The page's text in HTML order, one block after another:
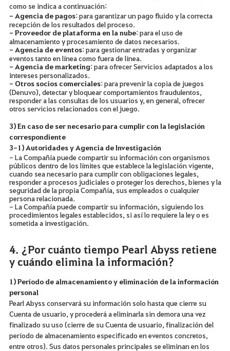
como se indica a continuación:
- Agencia de pagos: para garantizar un pago fluido y la correcta
recepción de los resultados del proceso.
- Proveedor de plataforma en la nube: para el uso de
almacenamiento y procesamiento de datos necesarios.
- Agencia de eventos: para gestionar entradas y organizar
eventos tanto en línea como fuera de línea.
- Agencia de marketing: para ofrecer Servicios adaptados a los
intereses personalizados.
- Otros socios comerciales: para prevenir la copia de juegos
(Denuvo), detectar y bloquear comportamientos fraudulentos,
responder a las consultas de los usuarios y, en general, ofrecer
otros servicios relacionados con el juego.
3) En caso de ser necesario para cumplir con la legislación
correspondiente
3-1) Autoridades y Agencia de Investigación
- La Compañía puede compartir su información con organismos
públicos dentro de los límites que establece la legislación vigente,
cuando sea necesario para cumplir con obligaciones legales,
responder a procesos judiciales o proteger los derechos, bienes y la
seguridad de la propia Compañía, sus empleados o cualquier
persona relacionada.
- La Compañía puede compartir su información, siguiendo los
procedimientos legales establecidos, si así lo requiere la ley o es
sometida a investigación.
4. ¿Por cuánto tiempo Pearl Abyss retiene
y cuándo elimina la información?
1) Período de almacenamiento y eliminación de la información
personal
Pearl Abyss conservará su información solo hasta que cierre su
Cuenta de usuario, y procederá a eliminarla sin demora una vez
finalizado su uso (cierre de su Cuenta de usuario, finalización del
período de almacenamiento especificado en eventos concretos,
entre otros). Sus datos personales principales se eliminan en los